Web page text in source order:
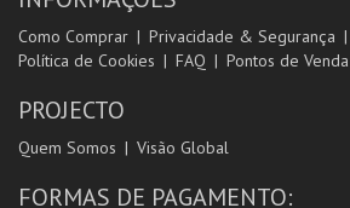
Como Comprar Privacidade & Segurança
Política de Cookies
FAQ Pontos de Venda
PROJECTO
Quem Somos Visão Global
FORMAS DE PAGAMENTO: